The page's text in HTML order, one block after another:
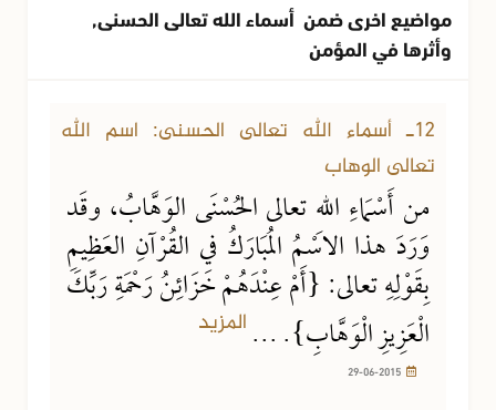
مواضيع اخرى ضمن أسماء الله تعالى الحسنى,
وأثرها في المؤمن
12ـ أسماء الله تعالى الحسنى: اسم الله
تعالى الوهاب
من أَسْمَاءِ اللهِ تعالى الحُسْنَى الوَهَّابُ، وقَد
وَرَدَ هذا الاسْمُ المُبَارَكُ في القُرْآنِ العَظِيمِ
بِقَوْلِهِ تعالى: {أَمْ عِنْدَهُمْ خَزَائِنُ رَحْمَةِ رَبِّكَ
الْعَزِيزِ الْوَهَّابِ}. ... المزيد